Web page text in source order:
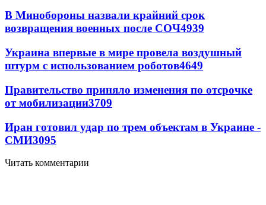
В Минобороны назвали крайний срок
возвращения военных после СОЧ4939
Украина впервые в мире провела воздушный
штурм с использованием роботов4649
Правительство приняло изменения по отсрочке
от мобилизации3709
Иран готовил удар по трем объектам в Украине -
СМИ3095
Читать комментарии